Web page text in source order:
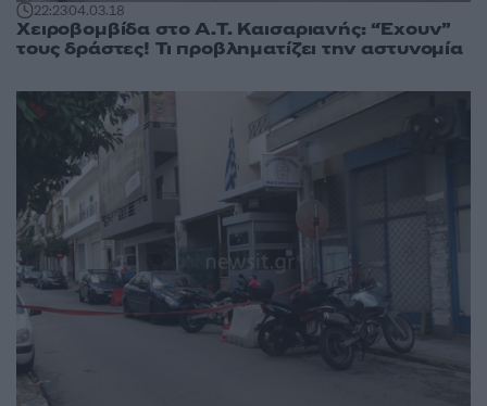
22:2304.03.18
Χειροβομβίδα στο Α.Τ. Καισαριανής: “Έχουν”
τους δράστες! Τι προβληματίζει την αστυνομία